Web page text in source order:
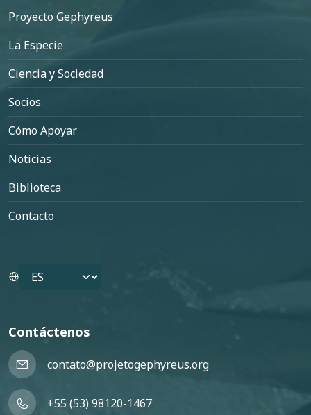
Pie de página
Proyecto Gephyreus
La Especie
Ciencia y Sociedad
Socios
Cómo Apoyar
Noticias
Biblioteca
Contacto
Select your language
Contáctenos
contato@projetogephyreus.org
+55 (53) 98120-1467